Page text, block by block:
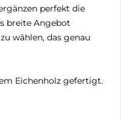
perfekt die
breite Angebot
wählen, das genau
Eichenholz gefertigt.